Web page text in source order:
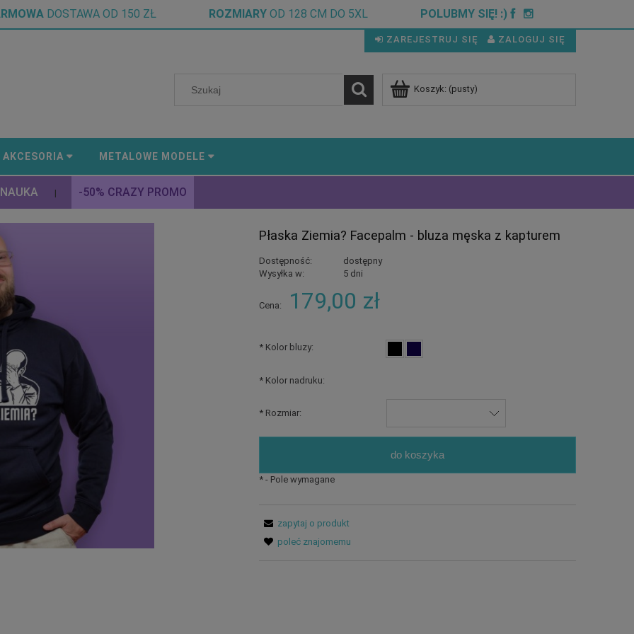
ZAREJESTRUJ SIĘ ZALOGUJ SIĘ
Koszyk: (pusty)
AKCESORIA METALOWE MODELE
| -50% CRAZY PROMO
DOSTAWA OD 150 ZŁ ROZMIARY OD 128 CM DO 5XL POLUBMY SIĘ! :)
Płaska Ziemia? Facepalm - bluza męska z kapturem
Dostępność:
dostępny
Wysyłka w:
5 dni
Cena: 179,00 zł
* Kolor bluzy:
* Kolor nadruku:
* Rozmiar:
do koszyka
* - Pole wymagane
zapytaj o produkt
poleć znajomemu